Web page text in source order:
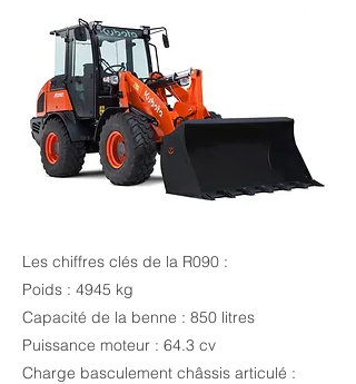
Les chiffres clés de la R090 :
Poids : 4945 kg
Capacité de la benne : 850 litres
Puissance moteur : 64.3 cv
Charge basculement châssis articulé :